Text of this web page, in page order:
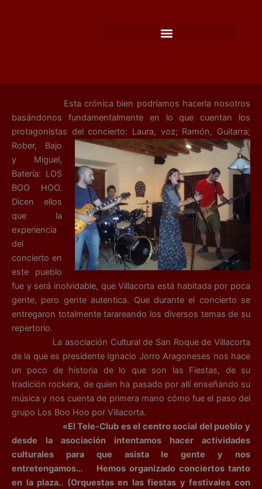
Esta crónica bien podríamos hacerla nosotros
basándonos fundamentalmente en lo que cuentan los
protagonistas del concierto: Laura, voz; Ramón, Guitarra;
Rober, Bajo
y Miguel,
Batería: LOS
BOO HOO.
Dicen ellos
que la
experiencia
del
concierto en
este pueblo
fue y será inolvidable, que Villacorta está habitada por poca
gente, pero gente autentica. Que durante el concierto se
entregaron totalmente tarareando los diversos temas de su
repertorio.
La asociación Cultural de San Roque de Villacorta
de la que es presidente Ignacio Jorro Aragoneses nos hace
un poco de historia de lo que son las Fiestas, de su
tradición rockera, de quien ha pasado por allí enseñando su
música y nos cuenta de primera mano cómo fue el paso del
grupo Los Boo Hoo por Villacorta.
«El Tele-Club es el centro social del pueblo y
desde la asociación intentamos hacer actividades
culturales para que asista le gente y nos
entretengamos… Hemos organizado conciertos tanto
en la plaza.. (Orquestas en las fiestas y festivales con